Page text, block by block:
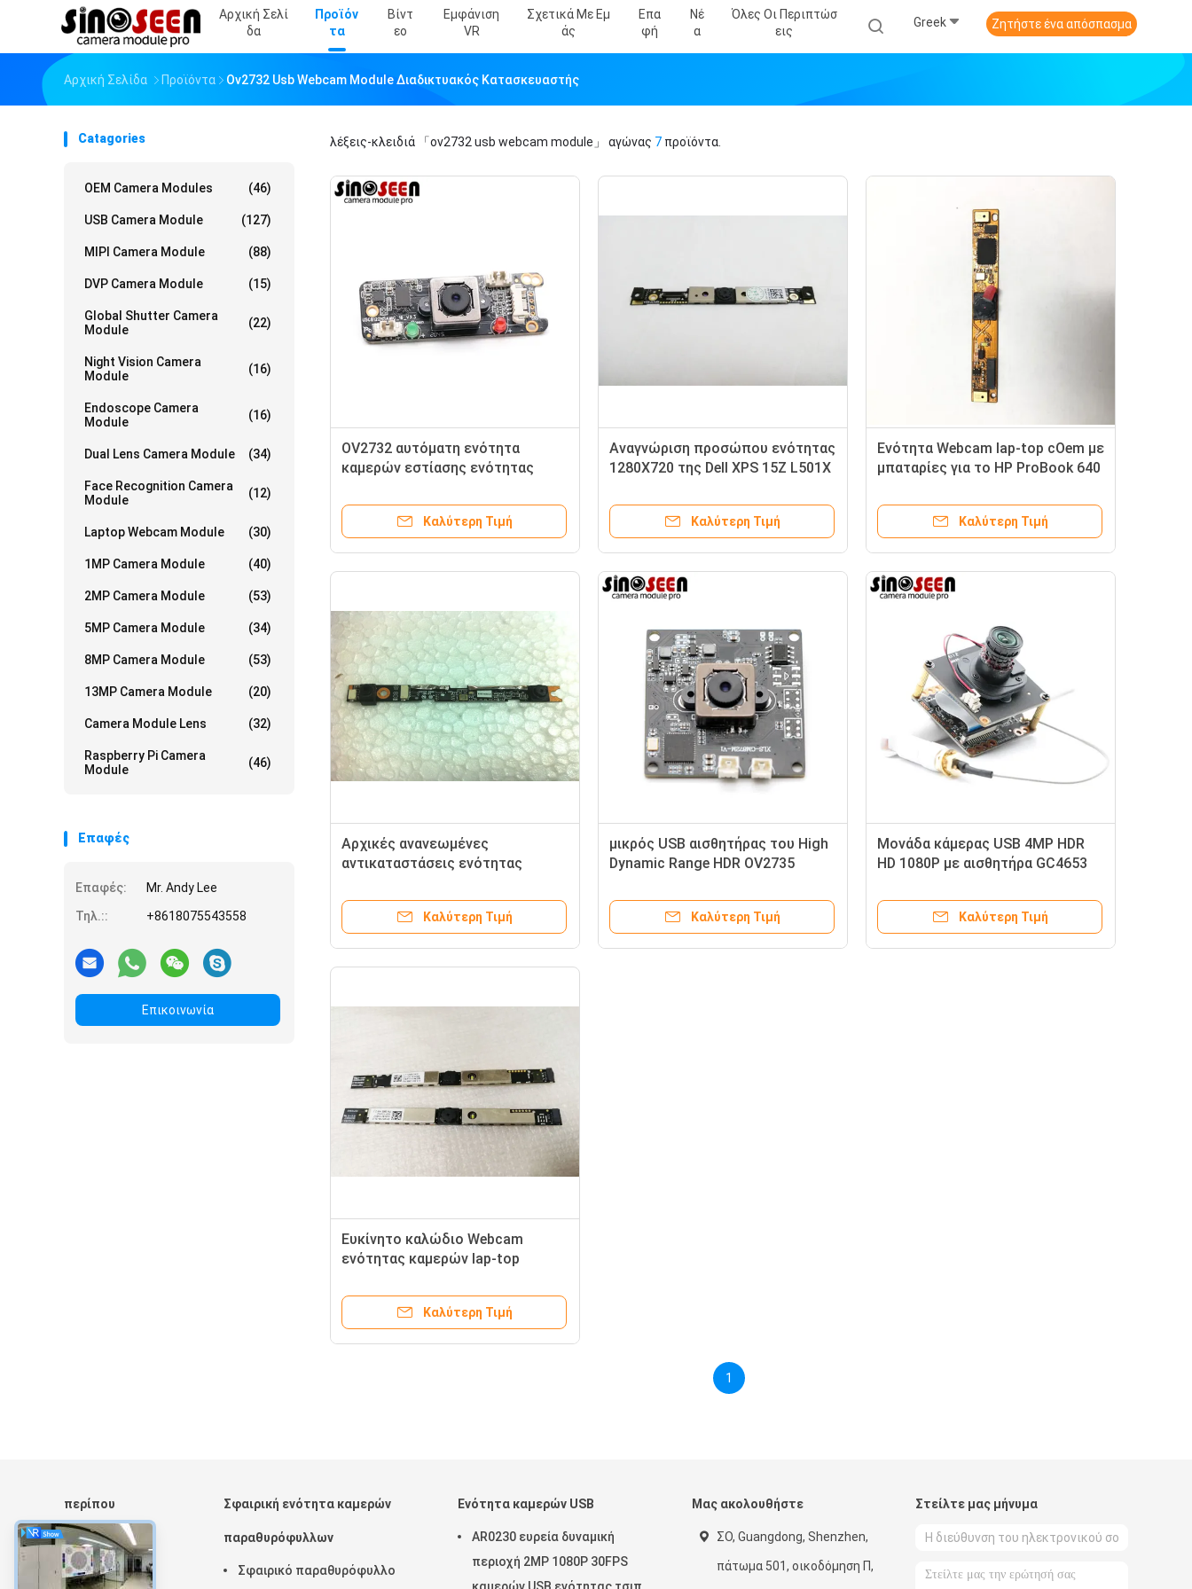
Αρχική Σελί
Δα
Προϊόν
Τα
Βίντ
Εο
Εμφάνιση
VR
Σχετικά Με Εμ
Άς
Επα
Φή
Νέ
Α
Όλες Οι Περιπτώσ
Εις
Greek Ζητήστε ένα απόσπασμα
Αρχική Σελίδα Προϊόντα Ov2732 Usb Webcam Module Διαδικτυακός Κατασκευαστής
Catagories
OEM Camera Modules (46)
USB Camera Module (127)
MIPI Camera Module (88)
DVP Camera Module (15)
Global Shutter Camera
Module
(22)
Night Vision Camera
Module
(16)
Endoscope Camera
Module
(16)
Dual Lens Camera Module (34)
Face Recognition Camera
Module
(12)
Laptop Webcam Module (30)
1MP Camera Module (40)
2MP Camera Module (53)
5MP Camera Module (34)
8MP Camera Module (53)
13MP Camera Module (20)
Camera Module Lens (32)
Raspberry Pi Camera
Module
(46)
Επαφές
Επαφές:
Mr. Andy Lee
Τηλ.::
+8618075543558
Επικοινωνία
λέξεις-κλειδιά 「ov2732 usb webcam module」 αγώνας 7 προϊόντα.
OV2732 αυτόματη ενότητα
καμερών εστίασης ενότητας
Καλύτερη Τιμή
Αναγνώριση προσώπου ενότητας
1280X720 της Dell XPS 15Z L501X
Καλύτερη Τιμή
Ενότητα Webcam lap-top cOem με
μπαταρίες για το HP ProBook 640
Καλύτερη Τιμή
Αρχικές ανανεωμένες
αντικαταστάσεις ενότητας
FW140E
Καλύτερη Τιμή
μικρός USB αισθητήρας του High
Dynamic Range HDR OV2735
Καλύτερη Τιμή
Μονάδα κάμερας USB 4MP HDR
HD 1080P με αισθητήρα GC4653
Καλύτερη Τιμή
Ευκίνητο καλώδιο Webcam
ενότητας καμερών lap-top
μικρόφωνο
Καλύτερη Τιμή
1
περίπου
Αρχική Σελίδα
Προϊόντα
Σφαιρική ενότητα καμερών
παραθυρόφυλλων
Σφαιρικό παραθυρόφυλλο
Ενότητα καμερών USB
AR0230 ευρεία δυναμική
περιοχή 2MP 1080P 30FPS
Μας ακολουθήστε
ΣΟ, Guangdong, Shenzhen,
πάτωμα 501, οικοδόμηση Π,
Στείλτε μας μήνυμα